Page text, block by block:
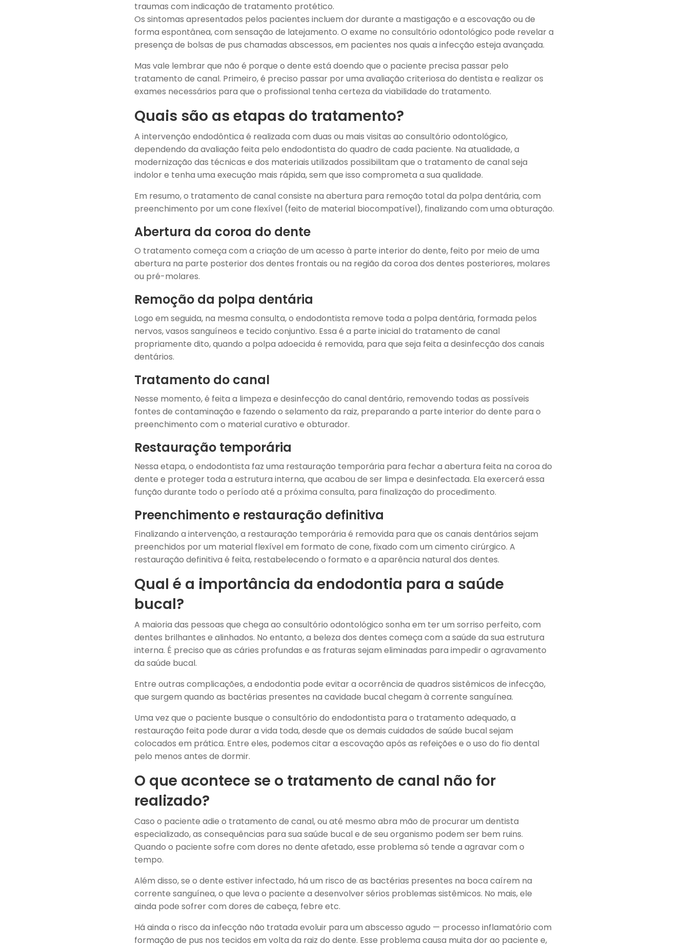
traumas com indicação de tratamento protético.
Os sintomas apresentados pelos pacientes incluem dor durante a mastigação e a escovação ou de
forma espontânea, com sensação de latejamento. O exame no consultório odontológico pode revelar a
presença de bolsas de pus chamadas abscessos, em pacientes nos quais a infecção esteja avançada.
Mas vale lembrar que não é porque o dente está doendo que o paciente precisa passar pelo
tratamento de canal. Primeiro, é preciso passar por uma avaliação criteriosa do dentista e realizar os
exames necessários para que o profissional tenha certeza da viabilidade do tratamento.
Quais são as etapas do tratamento?
A intervenção endodôntica é realizada com duas ou mais visitas ao consultório odontológico,
dependendo da avaliação feita pelo endodontista do quadro de cada paciente. Na atualidade, a
modernização das técnicas e dos materiais utilizados possibilitam que o tratamento de canal seja
indolor e tenha uma execução mais rápida, sem que isso comprometa a sua qualidade.
Em resumo, o tratamento de canal consiste na abertura para remoção total da polpa dentária, com
preenchimento por um cone flexível (feito de material biocompatível), finalizando com uma obturação.
Abertura da coroa do dente
O tratamento começa com a criação de um acesso à parte interior do dente, feito por meio de uma
abertura na parte posterior dos dentes frontais ou na região da coroa dos dentes posteriores, molares
ou pré-molares.
Remoção da polpa dentária
Logo em seguida, na mesma consulta, o endodontista remove toda a polpa dentária, formada pelos
nervos, vasos sanguíneos e tecido conjuntivo. Essa é a parte inicial do tratamento de canal
propriamente dito, quando a polpa adoecida é removida, para que seja feita a desinfecção dos canais
dentários.
Tratamento do canal
Nesse momento, é feita a limpeza e desinfecção do canal dentário, removendo todas as possíveis
fontes de contaminação e fazendo o selamento da raiz, preparando a parte interior do dente para o
preenchimento com o material curativo e obturador.
Restauração temporária
Nessa etapa, o endodontista faz uma restauração temporária para fechar a abertura feita na coroa do
dente e proteger toda a estrutura interna, que acabou de ser limpa e desinfectada. Ela exercerá essa
função durante todo o período até a próxima consulta, para finalização do procedimento.
Preenchimento e restauração definitiva
Finalizando a intervenção, a restauração temporária é removida para que os canais dentários sejam
preenchidos por um material flexível em formato de cone, fixado com um cimento cirúrgico. A
restauração definitiva é feita, restabelecendo o formato e a aparência natural dos dentes.
Qual é a importância da endodontia para a saúde
bucal?
A maioria das pessoas que chega ao consultório odontológico sonha em ter um sorriso perfeito, com
dentes brilhantes e alinhados. No entanto, a beleza dos dentes começa com a saúde da sua estrutura
interna. É preciso que as cáries profundas e as fraturas sejam eliminadas para impedir o agravamento
da saúde bucal.
Entre outras complicações, a endodontia pode evitar a ocorrência de quadros sistêmicos de infecção,
que surgem quando as bactérias presentes na cavidade bucal chegam à corrente sanguínea.
Uma vez que o paciente busque o consultório do endodontista para o tratamento adequado, a
restauração feita pode durar a vida toda, desde que os demais cuidados de saúde bucal sejam
colocados em prática. Entre eles, podemos citar a escovação após as refeições e o uso do fio dental
pelo menos antes de dormir.
O que acontece se o tratamento de canal não for
realizado?
Caso o paciente adie o tratamento de canal, ou até mesmo abra mão de procurar um dentista
especializado, as consequências para sua saúde bucal e de seu organismo podem ser bem ruins.
Quando o paciente sofre com dores no dente afetado, esse problema só tende a agravar com o
tempo.
Além disso, se o dente estiver infectado, há um risco de as bactérias presentes na boca caírem na
corrente sanguínea, o que leva o paciente a desenvolver sérios problemas sistêmicos. No mais, ele
ainda pode sofrer com dores de cabeça, febre etc.
Há ainda o risco da infecção não tratada evoluir para um abscesso agudo — processo inflamatório com
formação de pus nos tecidos em volta da raiz do dente. Esse problema causa muita dor ao paciente e,